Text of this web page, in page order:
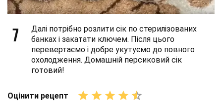
7
Далі потрібно розлити сік по стерилізованих
банках і закатати ключем. Після цього
перевертаємо і добре укутуємо до повного
охолодження. Домашній персиковий сік
готовий!
Оцінити рецепт